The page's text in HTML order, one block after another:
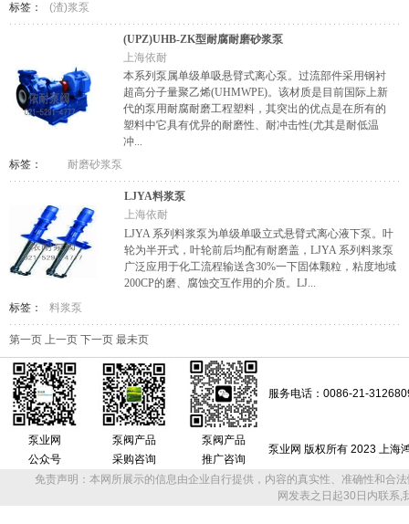
标签：
(渣)浆泵
(UPZ)UHB-ZK型耐腐耐磨砂浆泵
上海依耐
本系列泵属单级单吸悬臂式离心泵。过流部件采用钢衬
超高分子量聚乙烯(UHMWPE)。该材质是目前国际上新
代的泵用耐腐耐磨工程塑料，其突出的优点是在所有的
塑料中它具有优异的耐磨性、耐冲击性(尤其是耐低温
冲...
标签：
耐磨砂浆泵
LJYA料浆泵
上海依耐
LJYA 系列料浆泵为单级单吸立式悬臂式离心液下泵。叶
轮为半开式，叶轮前后均配有耐磨盖，LJYA 系列料浆泵
广泛应用于化工流程输送含30%一下固体颗粒，粘度地域
200CP的磨、腐蚀交互作用的介质。LJ...
标签：
料浆泵
第一页 上一页 下一页 最未页
服务电话：0086-21-
泵业网
公众号
泵阀产品
采购咨询
泵阀产品
推广咨询
泵业网 版权所有 2023 上海
免责声明：本网所展示的信息由企业自行提供，内容的真实性、准确性和合
网发表之日起30日内联系,